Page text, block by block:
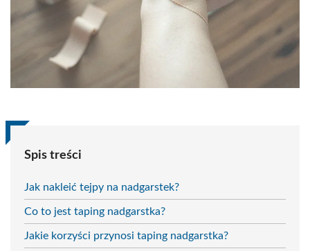
Spis treści
Jak nakleić tejpy na nadgarstek?
Co to jest taping nadgarstka?
Jakie korzyści przynosi taping nadgarstka?